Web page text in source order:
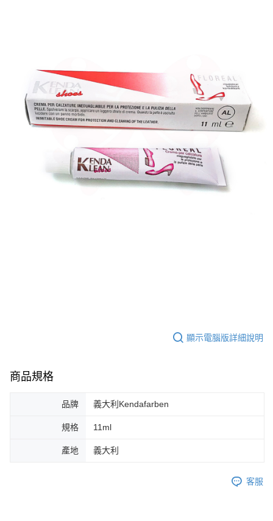
顯示電腦版詳細說明
商品規格
品牌 義大利Kendafarben
規格 11ml
產地 義大利
客服